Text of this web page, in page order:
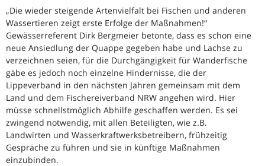
„Die wieder steigende Artenvielfalt bei Fischen und anderen
Wassertieren zeigt erste Erfolge der Maßnahmen!“
Gewässerreferent Dirk Bergmeier betonte, dass es schon eine
neue Ansiedlung der Quappe gegeben habe und Lachse zu
verzeichnen seien, für die Durchgängigkeit für Wanderfische
gäbe es jedoch noch einzelne Hindernisse, die der
Lippeverband in den nächsten Jahren gemeinsam mit dem
Land und dem Fischereiverband NRW angehen wird. Hier
müsse schnellstmöglich Abhilfe geschaffen werden. Es sei
zwingend notwendig, mit allen Beteiligten, wie z.B.
Landwirten und Wasserkraftwerksbetreibern, frühzeitig
Gespräche zu führen und sie in künftige Maßnahmen
einzubinden.